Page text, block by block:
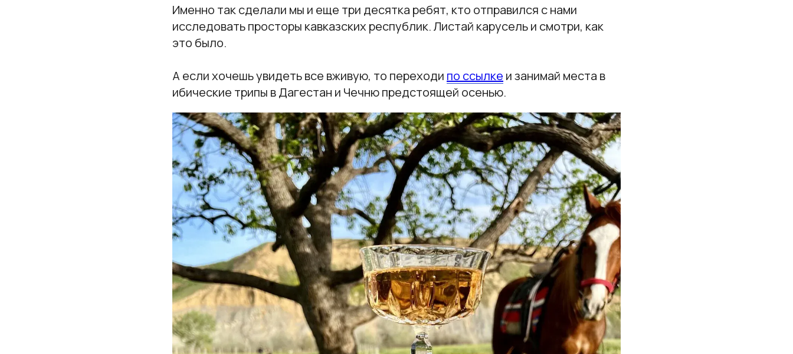
Именно так сделали мы и еще три десятка ребят, кто отправился с нами
исследовать просторы кавказских республик. Листай карусель и смотри, как
это было.
А если хочешь увидеть все вживую, то переходи по ссылке и занимай места в
ибические трипы в Дагестан и Чечню предстоящей осенью.